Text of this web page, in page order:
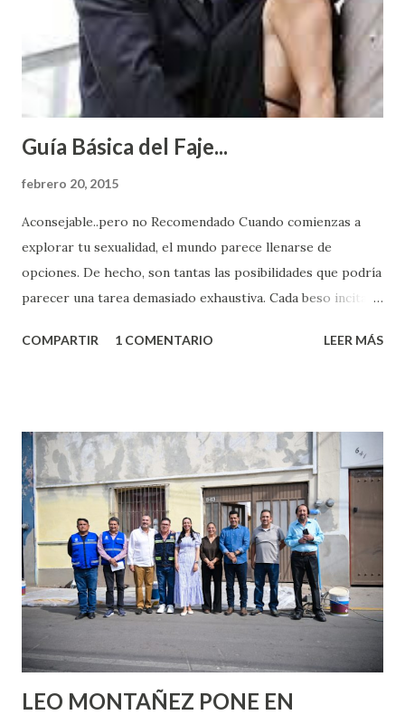
Guía Básica del Faje...
febrero 20, 2015
Aconsejable..pero no Recomendado Cuando comienzas a
explorar tu sexualidad, el mundo parece llenarse de
opciones. De hecho, son tantas las posibilidades que podría
parecer una tarea demasiado exhaustiva. Cada beso incita
partes de ti que jamás hubieras imaginado. El problema es
conoces ni la mitad de lo que deberías saber. Pero incluso
quienes ya han tenido relaciones sexuales no son expertos
o expertas en el tema. Siempre hay algo nuevo que
aprender y nuevas experiencias que conocer. Si eres una
chica y aún no has tenido relaciones sexuales, tal vez
pienses que el sexo será increíble y no puedas esperar para
experimentarlo, pero como cualquier persona con
experiencia te dirá, siempre es mejor cuando ambas partes
son suficientemen...
COMPARTIR 1 COMENTARIO LEER MÁS
LEO MONTAÑEZ PONE EN